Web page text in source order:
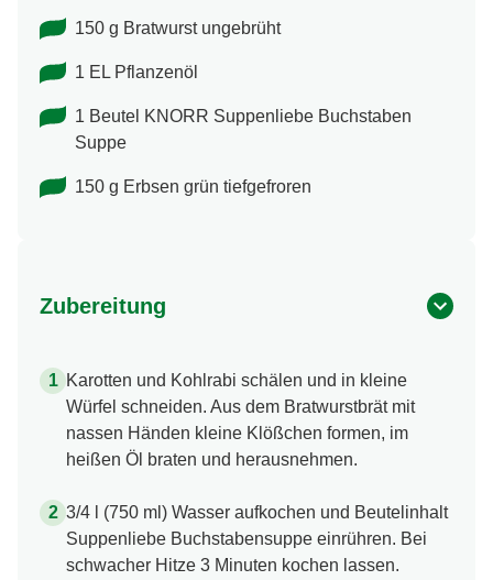
150 g Bratwurst ungebrüht
1 EL Pflanzenöl
1 Beutel KNORR Suppenliebe Buchstaben
Suppe
150 g Erbsen grün tiefgefroren
Zubereitung
Karotten und Kohlrabi schälen und in kleine
Würfel schneiden. Aus dem Bratwurstbrät mit
nassen Händen kleine Klößchen formen, im
heißen Öl braten und herausnehmen.
3/4 l (750 ml) Wasser aufkochen und Beutelinhalt
Suppenliebe Buchstabensuppe einrühren. Bei
schwacher Hitze 3 Minuten kochen lassen.